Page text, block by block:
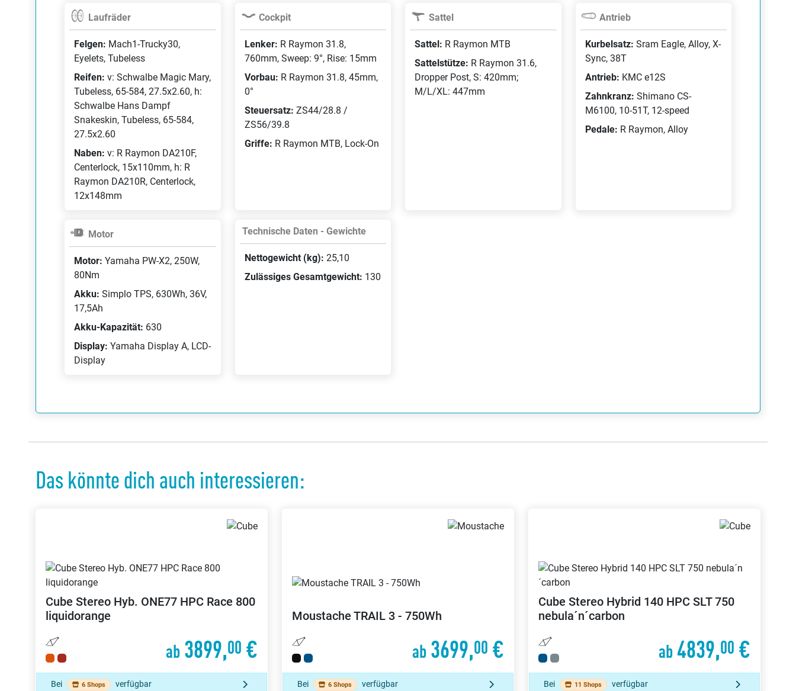
Laufräder
Felgen: Mach1-Trucky30,
Eyelets, Tubeless
Reifen: v: Schwalbe Magic Mary,
Tubeless, 65-584, 27.5x2.60, h:
Schwalbe Hans Dampf
Snakeskin, Tubeless, 65-584,
27.5x2.60
Naben: v: R Raymon DA210F,
Centerlock, 15x110mm, h: R
Raymon DA210R, Centerlock,
12x148mm
Cockpit
Lenker: R Raymon 31.8,
760mm, Sweep: 9°, Rise: 15mm
Vorbau: R Raymon 31.8, 45mm,
0°
Steuersatz: ZS44/28.8 /
ZS56/39.8
Griffe: R Raymon MTB, Lock-On
Sattel
Sattel: R Raymon MTB
Sattelstütze: R Raymon 31.6,
Dropper Post, S: 420mm;
M/L/XL: 447mm
Antrieb
Kurbelsatz: Sram Eagle, Alloy, X-
Sync, 38T
Antrieb: KMC e12S
Zahnkranz: Shimano CS-
M6100, 10-51T, 12-speed
Pedale: R Raymon, Alloy
Motor
Motor: Yamaha PW-X2, 250W,
80Nm
Akku: Simplo TPS, 630Wh, 36V,
17,5Ah
Akku-Kapazität: 630
Display: Yamaha Display A, LCD-
Display
Technische Daten - Gewichte
Nettogewicht (kg): 25,10
Zulässiges Gesamtgewicht: 130
Das könnte dich auch interessieren:
Cube Stereo Hyb. ONE77 HPC Race 800
liquidorange
ab3899,00 €
Bei 6 Shops verfügbar
Moustache TRAIL 3 - 750Wh
ab3699,00 €
Bei 6 Shops verfügbar
Cube Stereo Hybrid 140 HPC SLT 750
nebula´n´carbon
ab4839,00 €
Bei 11 Shops verfügbar